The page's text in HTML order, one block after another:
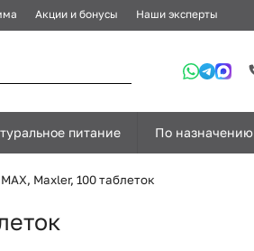
Акции и бонусы Наши эксперты
питание По назначению
Maxler, 100 таблеток